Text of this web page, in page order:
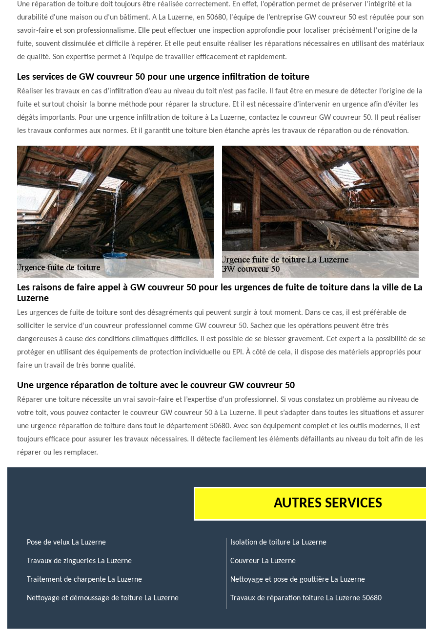
Une réparation de toiture doit toujours être réalisée correctement. En effet, l’opération permet de préserver l'intégrité et la
durabilité d'une maison ou d’un bâtiment. A La Luzerne, en 50680, l’équipe de l’entreprise GW couvreur 50 est réputée pour son
savoir-faire et son professionnalisme. Elle peut effectuer une inspection approfondie pour localiser précisément l'origine de la
fuite, souvent dissimulée et difficile à repérer. Et elle peut ensuite réaliser les réparations nécessaires en utilisant des matériaux
de qualité. Son expertise permet à l’équipe de travailler efficacement et rapidement.
Les services de GW couvreur 50 pour une urgence infiltration de toiture
Réaliser les travaux en cas d’infiltration d’eau au niveau du toit n’est pas facile. Il faut être en mesure de détecter l’origine de la
fuite et surtout choisir la bonne méthode pour réparer la structure. Et il est nécessaire d’intervenir en urgence afin d’éviter les
dégâts importants. Pour une urgence infiltration de toiture à La Luzerne, contactez le couvreur GW couvreur 50. Il peut réaliser
les travaux conformes aux normes. Et il garantit une toiture bien étanche après les travaux de réparation ou de rénovation.
Les raisons de faire appel à GW couvreur 50 pour les urgences de fuite de toiture dans la ville de La
Luzerne
Les urgences de fuite de toiture sont des désagréments qui peuvent surgir à tout moment. Dans ce cas, il est préférable de
solliciter le service d'un couvreur professionnel comme GW couvreur 50. Sachez que les opérations peuvent être très
dangereuses à cause des conditions climatiques difficiles. Il est possible de se blesser gravement. Cet expert a la possibilité de se
protéger en utilisant des équipements de protection individuelle ou EPI. À côté de cela, il dispose des matériels appropriés pour
faire un travail de très bonne qualité.
Une urgence réparation de toiture avec le couvreur GW couvreur 50
Réparer une toiture nécessite un vrai savoir-faire et l’expertise d’un professionnel. Si vous constatez un problème au niveau de
votre toit, vous pouvez contacter le couvreur GW couvreur 50 à La Luzerne. Il peut s’adapter dans toutes les situations et assurer
une urgence réparation de toiture dans tout le département 50680. Avec son équipement complet et les outils modernes, il est
toujours efficace pour assurer les travaux nécessaires. Il détecte facilement les éléments défaillants au niveau du toit afin de les
réparer ou les remplacer.
AUTRES SERVICES
Pose de velux La Luzerne
Travaux de zingueries La Luzerne
Traitement de charpente La Luzerne
Nettoyage et démoussage de toiture La Luzerne
Isolation de toiture La Luzerne
Couvreur La Luzerne
Nettoyage et pose de gouttière La Luzerne
Travaux de réparation toiture La Luzerne 50680